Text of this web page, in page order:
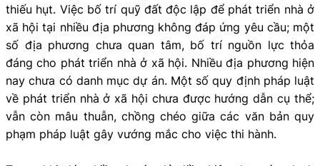
thiếu hụt. Việc bố trí quỹ đất độc lập để phát triển nhà ở
xã hội tại nhiều địa phương không đáp ứng yêu cầu; một
số địa phương chưa quan tâm, bố trí nguồn lực thỏa
đáng cho phát triển nhà ở xã hội. Nhiều địa phương hiện
nay chưa có danh mục dự án. Một số quy định pháp luật
về phát triển nhà ở xã hội chưa được hướng dẫn cụ thể;
vẫn còn mâu thuẫn, chồng chéo giữa các văn bản quy
phạm pháp luật gây vướng mắc cho việc thi hành.